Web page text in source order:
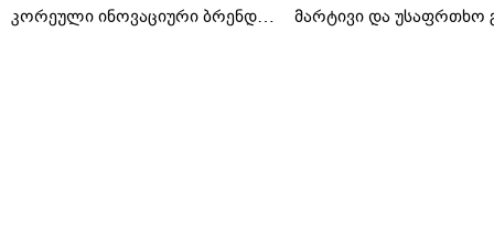
კორეული ინოვაციური ბრენდი
მარტივი და უსაფრთხო